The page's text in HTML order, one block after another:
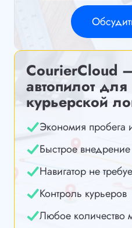
CourierCloud
автопилот для
курьерской
Экономия пробега
Быстрое внедрение
Навигатор не
Контроль курьеров
Любое количество